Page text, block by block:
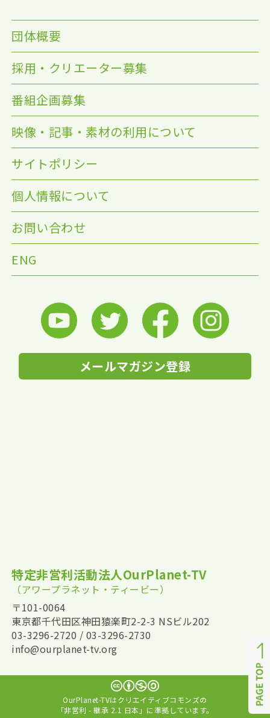
団体概要
採用・クリエーター募集
番組企画募集
映像・記事・素材の利用について
サイトポリシー
個人情報について
お問い合わせ
ENG
メールマガジン登録
特定非営利活動法人OurPlanet-TV
（アワープラネット・ティービー）
〒101-0064
東京都千代田区神田猿楽町2-2-3 NSビル202
03-3296-2720 / 03-3296-2730
info@ourplanet-tv.org
OurPlanet-TVはクリエイティブコモンズの
「非営利 - 継承 2.1 日本」に準拠しています。